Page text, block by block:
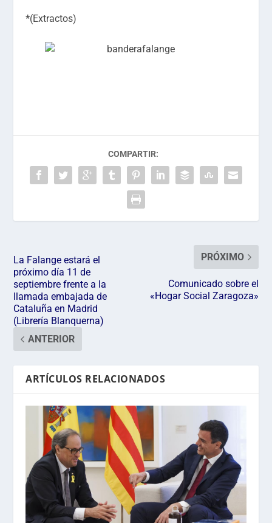
*(Extractos)
COMPARTIR:
La Falange estará el
próximo día 11 de
septiembre frente a la
llamada embajada de
Cataluña en Madrid
(Librería Blanquerna)
ANTERIOR
PRÓXIMO
Comunicado sobre el
«Hogar Social Zaragoza»
ARTÍCULOS RELACIONADOS